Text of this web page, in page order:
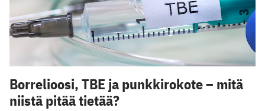
Borrelioosi, TBE ja punkkirokote – mitä
niistä pitää tietää?